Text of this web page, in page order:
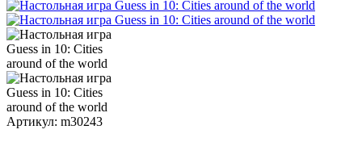
Артикул: m30243